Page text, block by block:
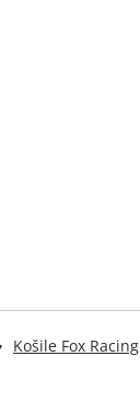
Košile Fox Racing